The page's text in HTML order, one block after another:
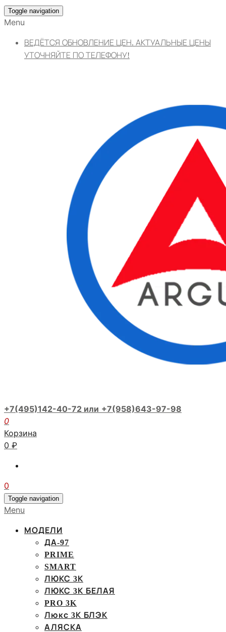
Toggle navigation
Menu
ВЕДЁТСЯ ОБНОВЛЕНИЕ ЦЕН. АКТУАЛЬНЫЕ ЦЕНЫ
УТОЧНЯЙТЕ ПО ТЕЛЕФОНУ!
+7(495)142-40-72 или +7(958)643-97-98
0
Корзина
0 ₽
0
Toggle navigation
Menu
МОДЕЛИ
ДА-97
PRIME
SMART
ЛЮКС 3К
ЛЮКС 3К БЕЛАЯ
PRO 3K
Люкс 3К БЛЭК
АЛЯСКА